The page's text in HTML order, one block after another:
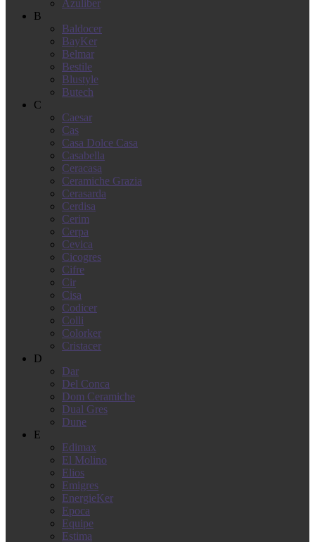
Azuliber
B
Baldocer
BayKer
Belmar
Bestile
Blustyle
Butech
C
Caesar
Cas
Casa Dolce Casa
Casabella
Ceracasa
Ceramiche Grazia
Cerasarda
Cerdisa
Cerim
Cerpa
Cevica
Cicogres
Cifre
Cir
Cisa
Codicer
Colli
Colorker
Cristacer
D
Dar
Del Conca
Dom Ceramiche
Dual Gres
Dune
E
Edimax
El Molino
Elios
Emigres
EnergieKer
Epoca
Equipe
Estima